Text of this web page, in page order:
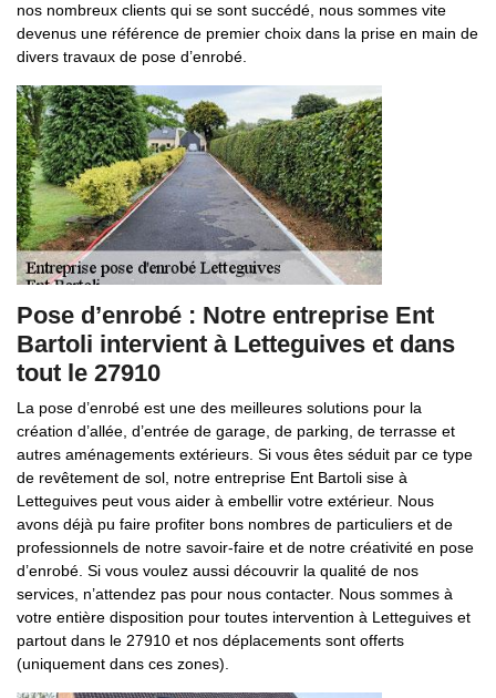
nos nombreux clients qui se sont succédé, nous sommes vite
devenus une référence de premier choix dans la prise en main de
divers travaux de pose d’enrobé.
Pose d’enrobé : Notre entreprise Ent
Bartoli intervient à Letteguives et dans
tout le 27910
La pose d’enrobé est une des meilleures solutions pour la
création d’allée, d’entrée de garage, de parking, de terrasse et
autres aménagements extérieurs. Si vous êtes séduit par ce type
de revêtement de sol, notre entreprise Ent Bartoli sise à
Letteguives peut vous aider à embellir votre extérieur. Nous
avons déjà pu faire profiter bons nombres de particuliers et de
professionnels de notre savoir-faire et de notre créativité en pose
d’enrobé. Si vous voulez aussi découvrir la qualité de nos
services, n’attendez pas pour nous contacter. Nous sommes à
votre entière disposition pour toutes intervention à Letteguives et
partout dans le 27910 et nos déplacements sont offerts
(uniquement dans ces zones).